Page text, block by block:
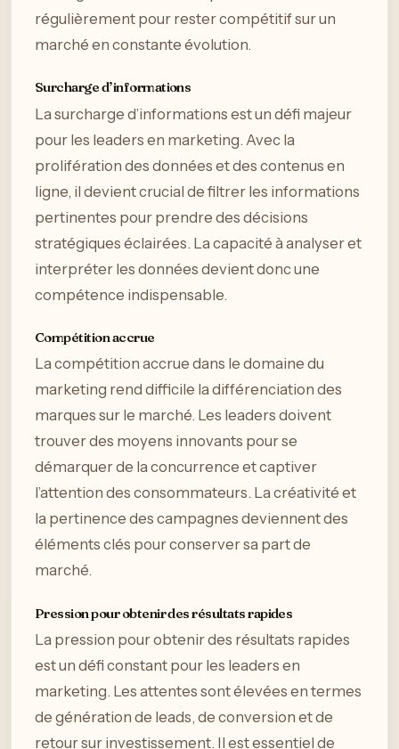
régulièrement pour rester compétitif sur un
marché en constante évolution.
Surcharge d’informations
La surcharge d’informations est un défi majeur
pour les leaders en marketing. Avec la
prolifération des données et des contenus en
ligne, il devient crucial de filtrer les informations
pertinentes pour prendre des décisions
stratégiques éclairées. La capacité à analyser et
interpréter les données devient donc une
compétence indispensable.
Compétition accrue
La compétition accrue dans le domaine du
marketing rend difficile la différenciation des
marques sur le marché. Les leaders doivent
trouver des moyens innovants pour se
démarquer de la concurrence et captiver
l’attention des consommateurs. La créativité et
la pertinence des campagnes deviennent des
éléments clés pour conserver sa part de
marché.
Pression pour obtenir des résultats rapides
La pression pour obtenir des résultats rapides
est un défi constant pour les leaders en
marketing. Les attentes sont élevées en termes
de génération de leads, de conversion et de
retour sur investissement. Il est essentiel de